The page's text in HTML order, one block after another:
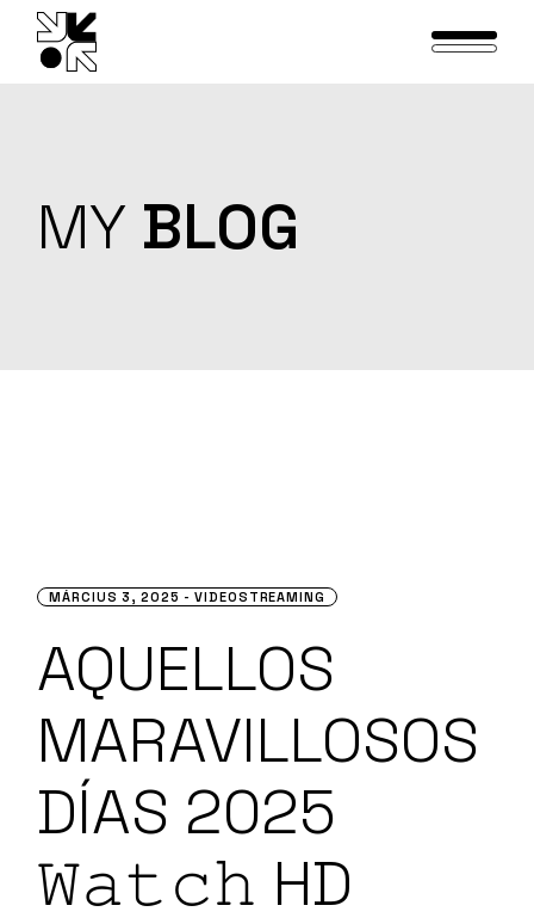
content
MY BLOG
MÁRCIUS 3, 2025 VIDEOSTREAMING
AQUELLOS
MARAVILLOSOS
DÍAS 2025
𝚆𝚊𝚝𝚌𝚑 HD